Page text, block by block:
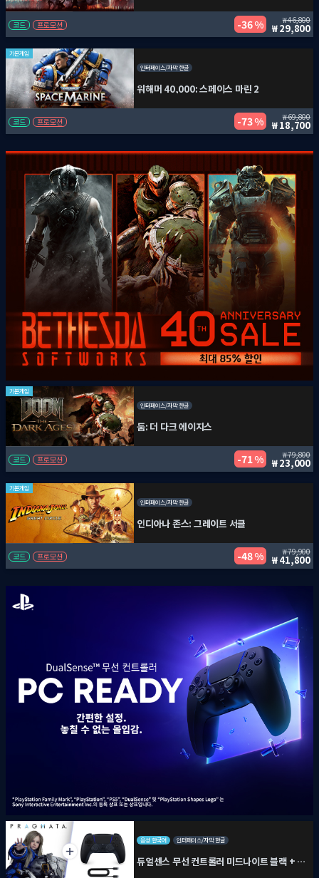
코드 프로모션 36 % 46,800
29,800
기본게임
인터페이스/자막 한글
워해머 40,000: 스페이스 마린 2
코드 프로모션 73 % 69,800
18,700
기본게임
인터페이스/자막 한글
둠: 더 다크 에이지스
코드 프로모션 71 % 79,800
23,000
기본게임
인터페이스/자막 한글
인디아나 존스: 그레이트 서클
코드 프로모션 48 % 79,900
41,800
음성 한국어 인터페이스/자막 한글
듀얼센스 무선 컨트롤러 미드나이트 블랙 + PC용 USB 케이블 + 프래그마타